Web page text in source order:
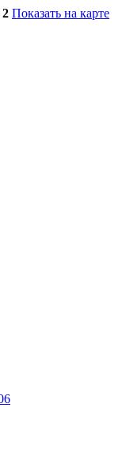
Показать на карте